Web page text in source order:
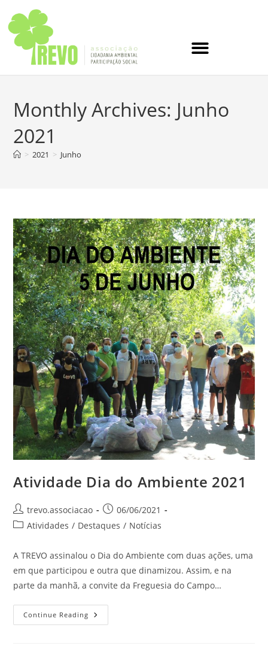
Monthly Archives: Junho
2021
> 2021 > Junho
Atividade Dia do Ambiente 2021
trevo.associacao
06/06/2021
Atividades / Destaques / Notícias
A TREVO assinalou o Dia do Ambiente com duas ações, uma
em que participou e outra que dinamizou. Assim, e na
parte da manhã, a convite da Freguesia do Campo…
Continue Reading